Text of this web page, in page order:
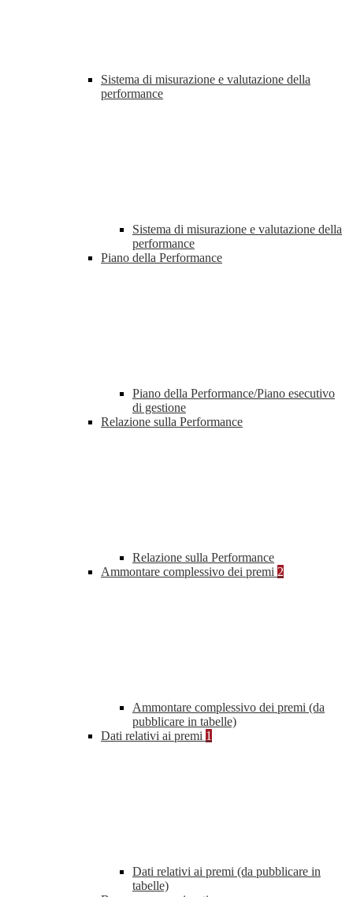
Sistema di misurazione e valutazione della
performance
Sistema di misurazione e valutazione della
performance
Piano della Performance
Piano della Performance/Piano esecutivo
di gestione
Relazione sulla Performance
Relazione sulla Performance
Ammontare complessivo dei premi 2
Ammontare complessivo dei premi (da
pubblicare in tabelle)
Dati relativi ai premi 1
Dati relativi ai premi (da pubblicare in
tabelle)